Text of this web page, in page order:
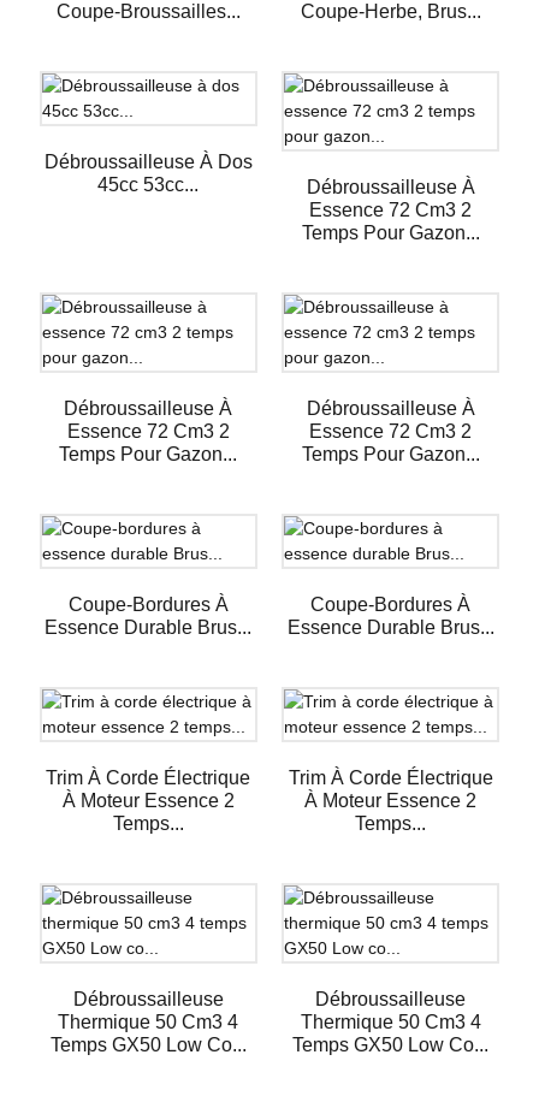
Coupe-Broussailles...
Coupe-Herbe, Brus...
Débroussailleuse À Dos
45cc 53cc...
Débroussailleuse À
Essence 72 Cm3 2
Temps Pour Gazon...
Débroussailleuse À
Essence 72 Cm3 2
Temps Pour Gazon...
Débroussailleuse À
Essence 72 Cm3 2
Temps Pour Gazon...
Coupe-Bordures À
Essence Durable Brus...
Coupe-Bordures À
Essence Durable Brus...
Trim À Corde Électrique
À Moteur Essence 2
Temps...
Trim À Corde Électrique
À Moteur Essence 2
Temps...
Débroussailleuse
Thermique 50 Cm3 4
Temps GX50 Low Co...
Débroussailleuse
Thermique 50 Cm3 4
Temps GX50 Low Co...